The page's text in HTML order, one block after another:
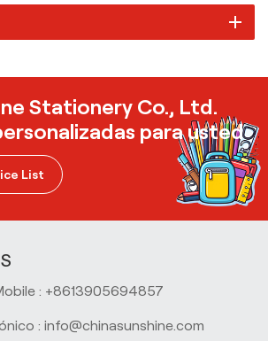
Stationery Co., Ltd.
para usted
List
: +8613905694857
: info@chinasunshine.com